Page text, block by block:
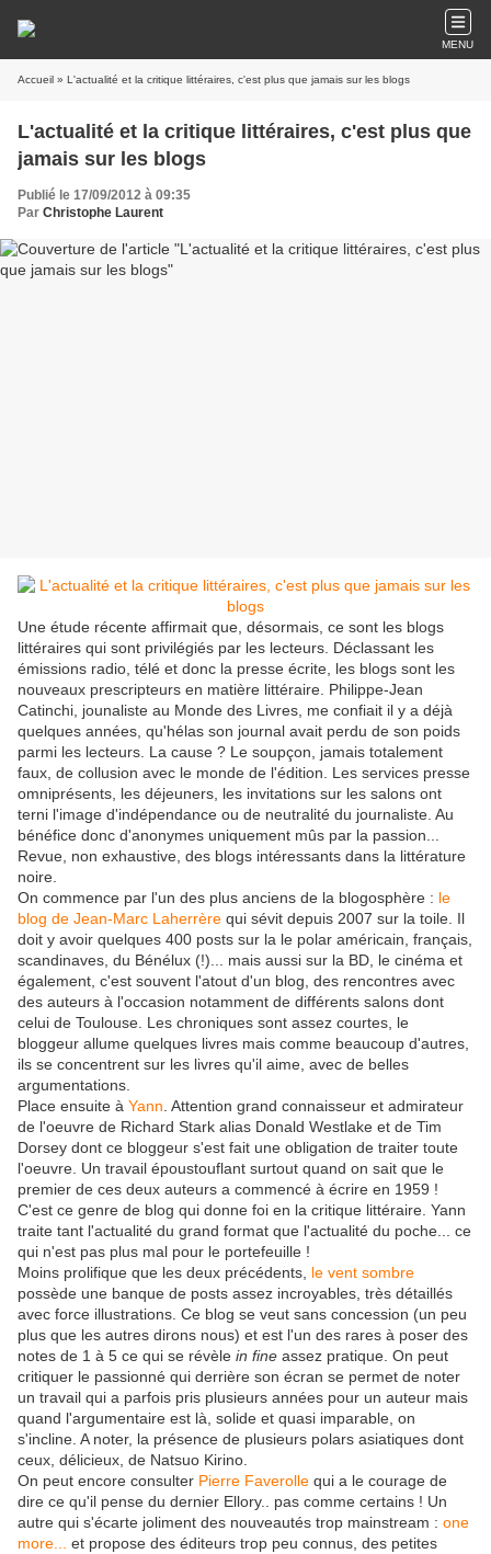
MENU
Accueil » L'actualité et la critique littéraires, c'est plus que jamais sur les blogs
L'actualité et la critique littéraires, c'est plus que
jamais sur les blogs
Publié le 17/09/2012 à 09:35
Par Christophe Laurent
Une étude récente affirmait que, désormais, ce sont les blogs
littéraires qui sont privilégiés par les lecteurs. Déclassant les
émissions radio, télé et donc la presse écrite, les blogs sont les
nouveaux prescripteurs en matière littéraire. Philippe-Jean
Catinchi, jounaliste au Monde des Livres, me confiait il y a déjà
quelques années, qu'hélas son journal avait perdu de son poids
parmi les lecteurs. La cause ? Le soupçon, jamais totalement
faux, de collusion avec le monde de l'édition. Les services presse
omniprésents, les déjeuners, les invitations sur les salons ont
terni l'image d'indépendance ou de neutralité du journaliste. Au
bénéfice donc d'anonymes uniquement mûs par la passion...
Revue, non exhaustive, des blogs intéressants dans la littérature
noire.
On commence par l'un des plus anciens de la blogosphère : le
blog de Jean-Marc Laherrère qui sévit depuis 2007 sur la toile. Il
doit y avoir quelques 400 posts sur la le polar américain, français,
scandinaves, du Bénélux (!)... mais aussi sur la BD, le cinéma et
également, c'est souvent l'atout d'un blog, des rencontres avec
des auteurs à l'occasion notamment de différents salons dont
celui de Toulouse. Les chroniques sont assez courtes, le
bloggeur allume quelques livres mais comme beaucoup d'autres,
ils se concentrent sur les livres qu'il aime, avec de belles
argumentations.
Place ensuite à Yann . Attention grand connaisseur et admirateur
de l'oeuvre de Richard Stark alias Donald Westlake et de Tim
Dorsey dont ce bloggeur s'est fait une obligation de traiter toute
l'oeuvre. Un travail époustouflant surtout quand on sait que le
premier de ces deux auteurs a commencé à écrire en 1959 !
C'est ce genre de blog qui donne foi en la critique littéraire. Yann
traite tant l'actualité du grand format que l'actualité du poche... ce
qui n'est pas plus mal pour le portefeuille !
Moins prolifique que les deux précédents, le vent sombre
possède une banque de posts assez incroyables, très détaillés
avec force illustrations. Ce blog se veut sans concession (un peu
plus que les autres dirons nous) et est l'un des rares à poser des
notes de 1 à 5 ce qui se révèle in fine assez pratique. On peut
critiquer le passionné qui derrière son écran se permet de noter
un travail qui a parfois pris plusieurs années pour un auteur mais
quand l'argumentaire est là, solide et quasi imparable, on
s'incline. A noter, la présence de plusieurs polars asiatiques dont
ceux, délicieux, de Natsuo Kirino.
On peut encore consulter Pierre Faverolle qui a le courage de
dire ce qu'il pense du dernier Ellory.. pas comme certains ! Un
autre qui s'écarte joliment des nouveautés trop mainstream : one
more...
et propose des éditeurs trop peu connus, des petites